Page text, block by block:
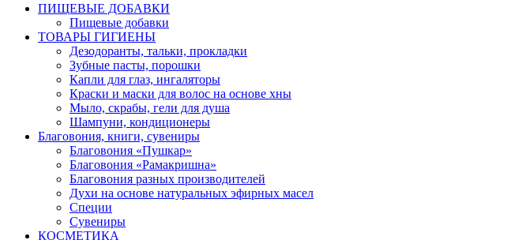
ПИЩЕВЫЕ ДОБАВКИ
Пищевые добавки
ТОВАРЫ ГИГИЕНЫ
Дезодоранты, тальки, прокладки
Зубные пасты, порошки
Капли для глаз, ингаляторы
Краски и маски для волос на основе хны
Мыло, скрабы, гели для душа
Шампуни, кондиционеры
Благовония, книги, сувениры
Благовония «Пушкар»
Благовония «Рамакришна»
Благовония разных производителей
Духи на основе натуральных эфирных масел
Специи
Сувениры
КОСМЕТИКА